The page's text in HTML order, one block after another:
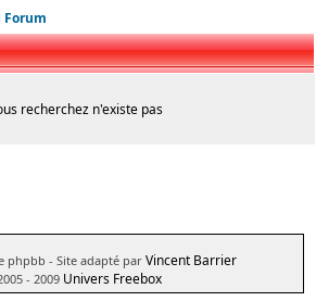
Forum
recherchez n'existe pas
phpbb - Site adapté par Vincent Barrier
- 2009 Univers Freebox